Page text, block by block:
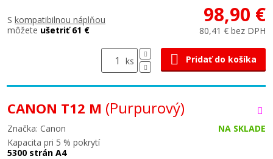
S kompatibilnou náplňou
môžete ušetriť 61 €
98,90 €
80,41 € bez DPH
ks Pridať do košíka
CANON T12 M (Purpurový)
Značka: Canon
NA SKLADE
Kapacita pri 5 % pokrytí
5300 strán A4